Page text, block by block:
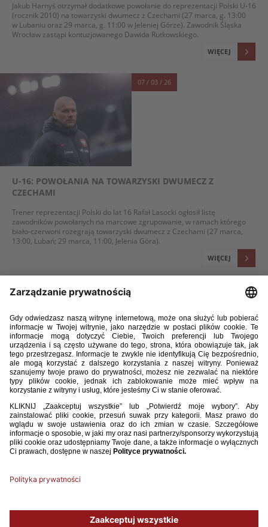
Jakub Harnyś otrzymał dodatkowe powołanie do reprezentacji Polski U-16
(rocznik 2010) na towarzyski dwumecz z Czechami (27 marca, g. 13:00
w Lubaniu oraz 29 marca, g. 11:00 w Jeleniej Górze). Zawodnik Śląska
Wrocław zastąpi kontuzjowanego Dawida Rutkowskiego.
WIĘCEJ
07 / 03 / 26
U-16: POWOŁANIA NA TOWARZYSKI DWUMECZ Z
CZECHAMI
Trener reprezentacji Polski do lat 16 Rafał Lasocki ogłosił listę
zawodników powołanych na marcowe zgrupowanie, w ramach którego
biało-czerwoni rozegrają towarzyski dwumecz z Czechami (27 marca,
13:00, Lubań; 29 marca, 11:00, Jelenia Góra).
WIĘCEJ
[U-16] DODATKOWE POWOŁANIA NA ZGRUPOWANIE
Tomasz Jakubowski (Jaguar Gdańsk), Jarosław Kuc (Legia Warszawa) oraz
Jakub Wiśniewski (GKS Bełchatów) zostali powołani na zgrupowanie
selekcyjne reprezentacji Polski U-16 (rocznik 2010), które w dniach 17-19
lutego odbędzie się w Pruszkowie. Zastąpią oni kontuzjowanych Pawła
Doroszczyka, Alexandra Schroedera i Krzysztofa Narożnego.